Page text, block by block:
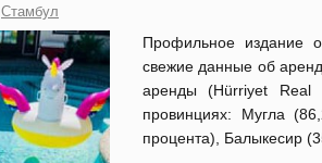
Стамбул
Профильное издание
свежие данные об
аренды (Hürriyet Real
провинциях: Мугла
процента), Балыкесир